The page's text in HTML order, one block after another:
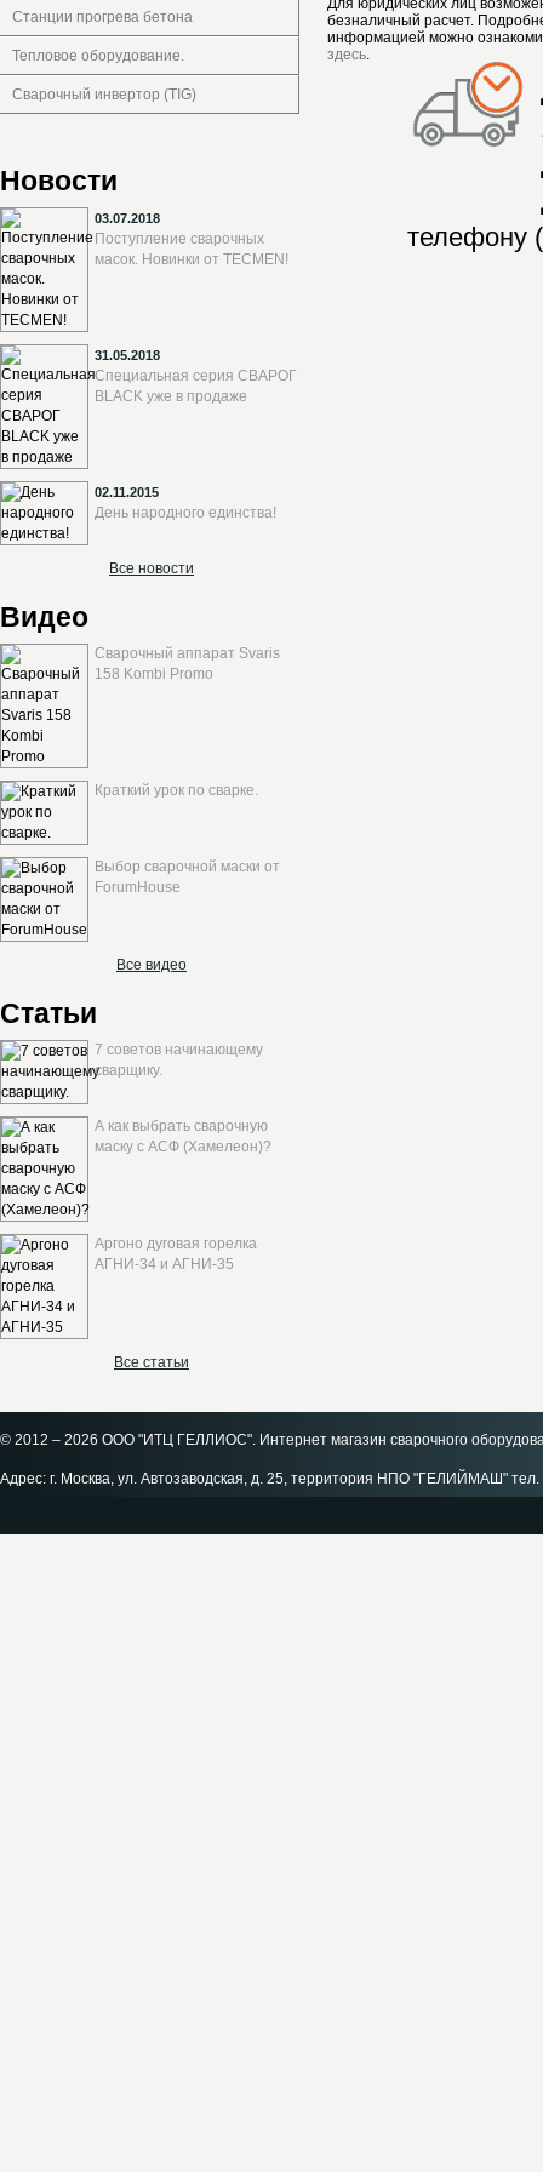
Станции прогрева бетона
Тепловое оборудование.
Сварочный инвертор (TIG)
Новости
03.07.2018
Поступление сварочных
масок. Новинки от TECMEN!
31.05.2018
Специальная серия СВАРОГ
BLACK уже в продаже
02.11.2015
День народного единства!
Все новости
Видео
Сварочный аппарат Svaris
158 Kombi Promo
Краткий урок по сварке.
Выбор сварочной маски от
ForumHouse
Все видео
Статьи
7 советов начинающему
сварщику.
А как выбрать сварочную
маску с АСФ (Хамелеон)?
Аргоно дуговая горелка
АГНИ-34 и АГНИ-35
Все статьи
Для юридических лиц
безналичный расчет.
информацией можно
здесь.
телефону
© 2012 – 2026 ООО "ИТЦ ГЕЛЛИОС". Интернет магазин сварочного
Адрес: г. Москва, ул. Автозаводская, д. 25, территория НПО "ГЕЛИЙМАШ"